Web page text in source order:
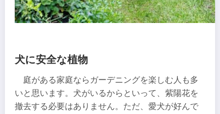
犬に安全な植物
庭がある家庭ならガーデニングを楽しむ人も多
いと思います。犬がいるからといって、紫陽花を
撤去する必要はありません。ただ、愛犬が好んで